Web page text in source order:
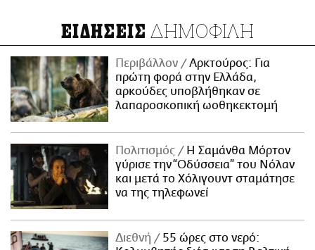
ΕΙΔΗΣΕΙΣ ΔΗΜΟΦΙΛΗ
Περιβάλλον
Αρκτούρος: Για
πρώτη φορά στην Ελλάδα,
αρκούδες υποβλήθηκαν σε
λαπαροσκοπική ωοθηκεκτομή
Πολιτισμός
Η Σαμάνθα Μόρτον
γύρισε την “Οδύσσεια” του Νόλαν
και μετά το Χόλιγουντ σταμάτησε
να της τηλεφωνεί
Διεθνή
55 ώρες στο νερό: